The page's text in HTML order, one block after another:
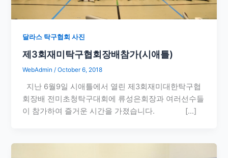
달라스 탁구협회 사진
제3회재미탁구협회장배참가(시애틀)
WebAdmin/October 6, 2018
지난 6월9일 시애틀에서 열린 제3회재미대한탁구협
회장배 전미초청탁구대회에 류성은회장과 여러선수들
이 참가하여 즐거운 시간을 가졌습니다. […]